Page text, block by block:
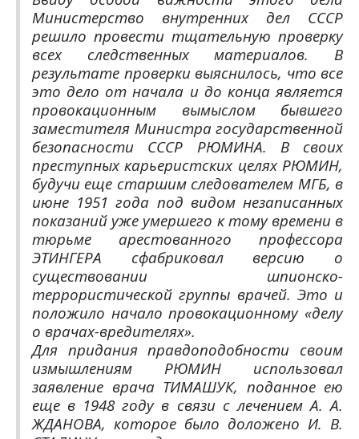
Министерство внутренних дел СССР
решило провести тщательную проверку
всех следственных материалов. В
результате проверки выяснилось, что все
это дело от начала и до конца является
провокационным вымыслом бывшего
заместителя Министра государственной
безопасности СССР РЮМИНА. В своих
преступных карьеристских целях РЮМИН,
будучи еще старшим следователем МГБ, в
июне 1951 года под видом незаписанных
показаний уже умершего к тому времени в
тюрьме арестованного профессора
ЭТИНГЕРА сфабриковал версию о
существовании шпионско-
террористической группы врачей. Это и
положило начало провокационному «делу
о врачах-вредителях».
Для придания правдоподобности своим
измышлениям РЮМИН использовал
заявление врача ТИМАШУК, поданное ею
еще в 1948 году в связи с лечением А. А.
ЖДАНОВА, которое было доложено И. В.